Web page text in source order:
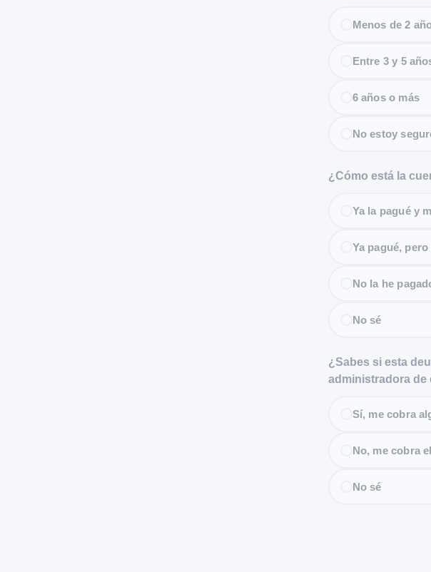
Menos de 2
Entre 3 y 5
6 años o más
No estoy
¿Cómo está la
Ya la pagué y
Ya pagué,
No la he
No sé
¿Sabes si esta
administradora de
Sí, me cobra
No, me cobra
No sé